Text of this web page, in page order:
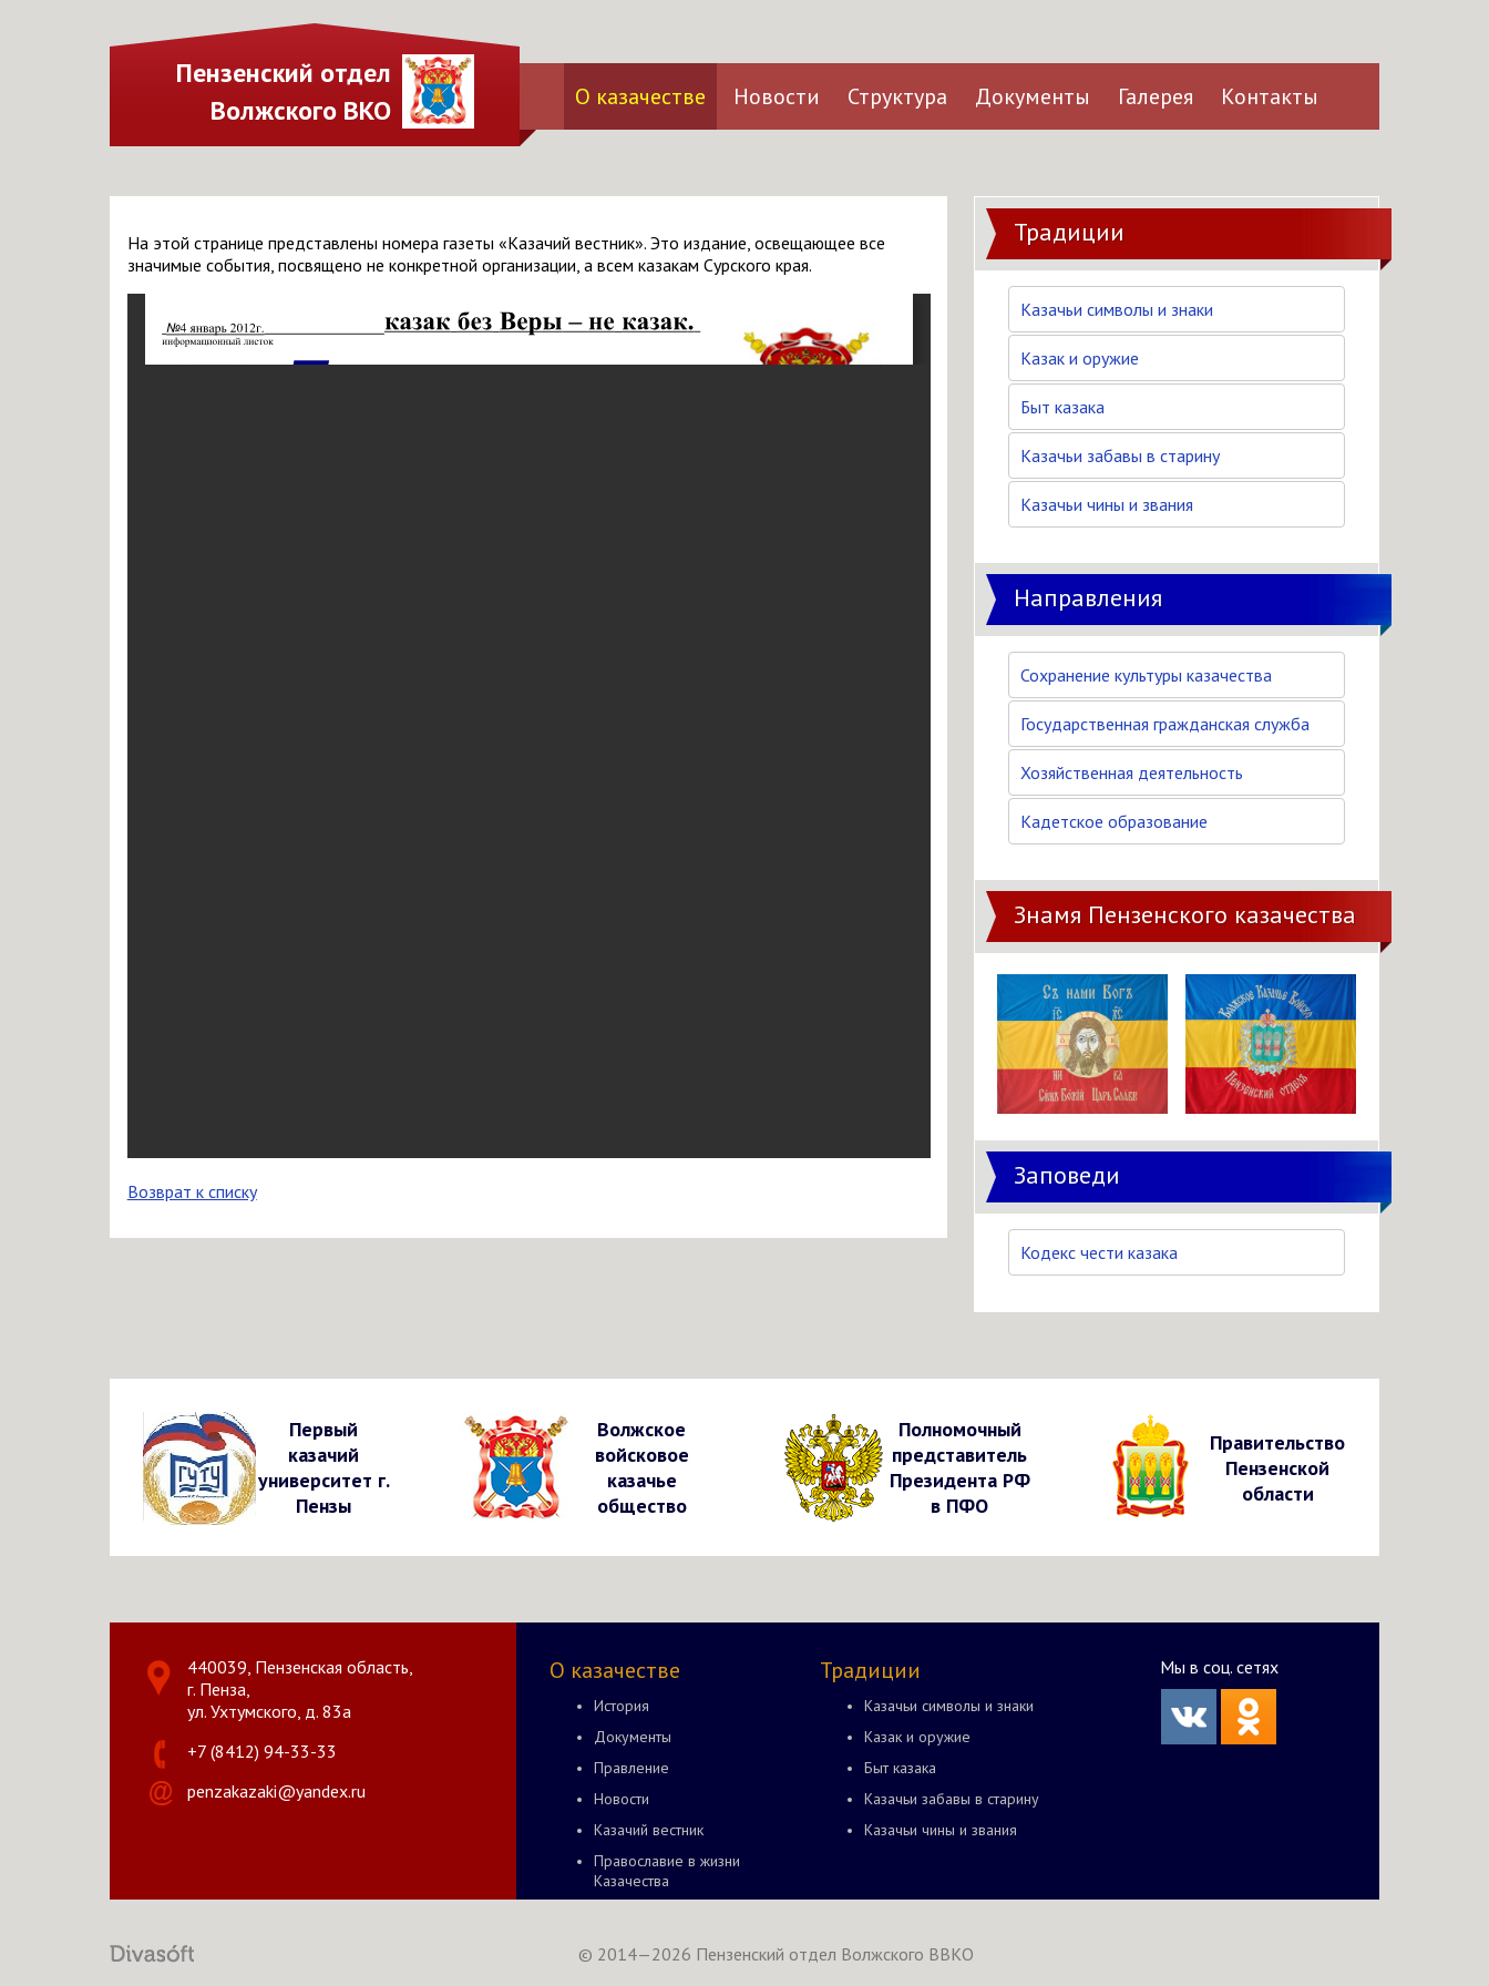
Пензенский отдел
Волжского ВКО
О казачестве Новости Структура Документы Галерея Контакты
На этой странице представлены номера газеты «Казачий вестник». Это издание, освещающее все
значимые события, посвящено не конкретной организации, а всем казакам Сурского края.
Возврат к списку
Традиции
Казачьи символы и знаки
Казак и оружие
Быт казака
Казачьи забавы в старину
Казачьи чины и звания
Направления
Сохранение культуры казачества
Государственная гражданская служба
Хозяйственная деятельность
Кадетское образование
Знамя Пензенского казачества
Заповеди
Кодекс чести казака
Первый
казачий
университет г.
Пензы
Волжское
войсковое
казачье
общество
Полномочный
представитель
Президента РФ
в ПФО
Правительство
Пензенской
области
440039, Пензенская область,
г. Пенза,
ул. Ухтумского, д. 83а
+7 (8412) 94-33-33
penzakazaki@yandex.ru
О казачестве
История
Документы
Правление
Новости
Казачий вестник
Православие в жизни
Казачества
Традиции
Казачьи символы и знаки
Казак и оружие
Быт казака
Казачьи забавы в старину
Казачьи чины и звания
Мы в соц. сетях
© 2014—2026 Пензенский отдел Волжского ВВКО